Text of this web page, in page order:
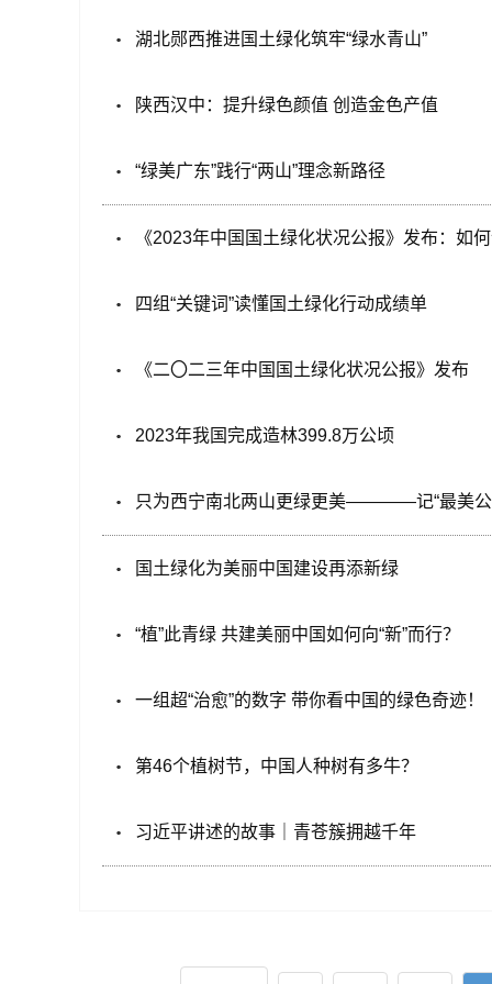
湖北郧西推进国土绿化筑牢“绿水青山”
陕西汉中：提升绿色颜值 创造金色产值
“绿美广东”践行“两山”理念新路径
《2023年中国国土绿化状况公报》发布：如
四组“关键词”读懂国土绿化行动成绩单
《二〇二三年中国国土绿化状况公报》发布
2023年我国完成造林399.8万公顷
只为西宁南北两山更绿更美————记“最美公
国土绿化为美丽中国建设再添新绿
“植”此青绿 共建美丽中国如何向“新”而行？
一组超“治愈”的数字 带你看中国的绿色奇迹！
第46个植树节，中国人种树有多牛？
习近平讲述的故事｜青苍簇拥越千年